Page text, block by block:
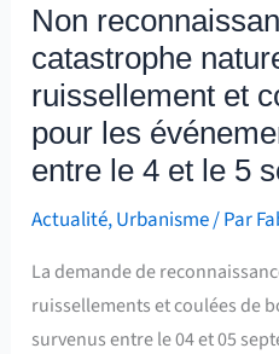
Non
catastrophe
ruissellement et
pour les
entre le 4 et le 5
Actualité,Urbanisme/ Par
La demande de
ruissellements et coulées de
survenus entre le 04 et 05
de
boues
pour
les
événements
survenus
entre